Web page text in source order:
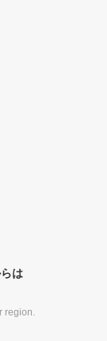
は
region.